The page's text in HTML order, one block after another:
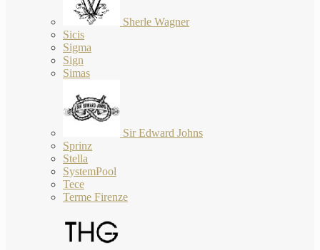
Sherle Wagner
Sicis
Sigma
Sign
Simas
Sir Edward Johns
Sprinz
Stella
SystemPool
Tece
Terme Firenze